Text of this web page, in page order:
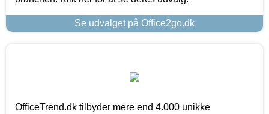
Se udvalget på Office2go.dk
OfficeTrend.dk tilbyder mere end 4.000 unikke